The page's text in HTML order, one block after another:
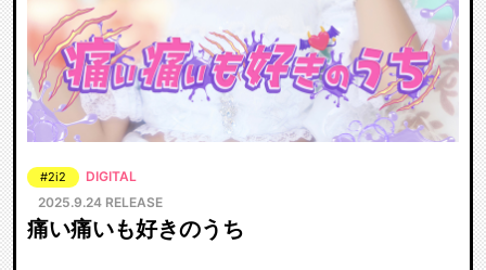
#2i2
DIGITAL
2025.9.24 RELEASE
痛い痛いも好きのうち